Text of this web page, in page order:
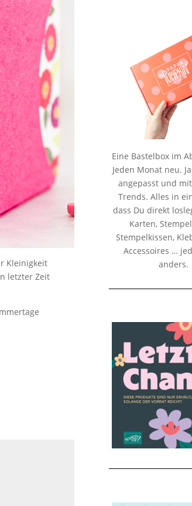
Kleinigkeit
letzter Zeit
Eine Bastelbox im
Jeden Monat neu.
angepasst und
Trends. Alles in
dass Du direkt
Karten,
Stempelkissen,
Accessoires …
anders.